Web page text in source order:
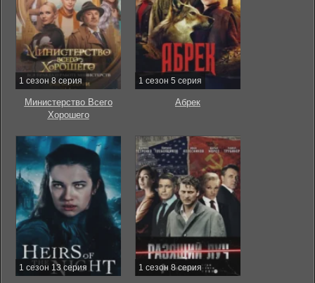
1 сезон 8 серия
Министерство Всего
Хорошего
1 сезон 5 серия
Абрек
1 сезон 13 серия 1 сезон 8 серия